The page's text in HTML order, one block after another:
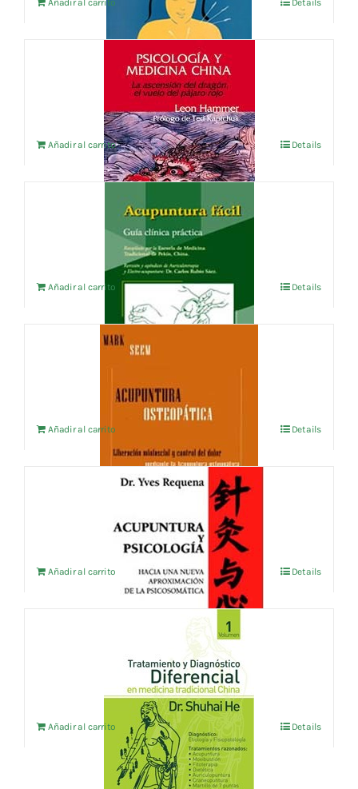
PSICOLOGIA Y MEDICINA CHINA
IVA no incluído
Añadir al carrito Details
ACUPUNTURA FACIL
Añadir al carrito Details
ACUPUNTURA OSTEOPATICA
Añadir al carrito Details
ACUPUNTURA Y PSICOLOGIA
Añadir al carrito Details
TRATAMIENTO Y DIAGNOSTICO
DIFERENCIAL EN M.T.C. VOL.1
IVA no incluído
Añadir al carrito Details